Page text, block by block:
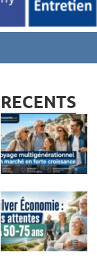
RECENTS